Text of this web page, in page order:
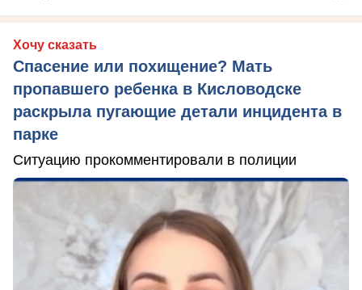
Хочу сказать
Спасение или похищение? Мать
пропавшего ребенка в Кисловодске
раскрыла пугающие детали инцидента в
парке
Ситуацию прокомментировали в полиции